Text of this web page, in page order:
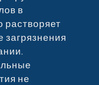
в
растворяет
загрязнения
не